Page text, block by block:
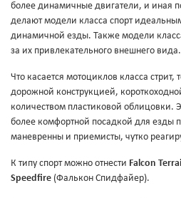
более динамичные двигатели, и иная
делают модели класса спорт
динамичной езды. Также модели
за их привлекательного внешнего вида.
Что касается мотоциклов класса стрит,
дорожной конструкцией,
количеством пластиковой облицовки.
более комфортной посадкой для езды
маневренны и приемисты, чутко
К типу спорт можно отнести Falcon
Speedfire (Фалькон Спидфайер).